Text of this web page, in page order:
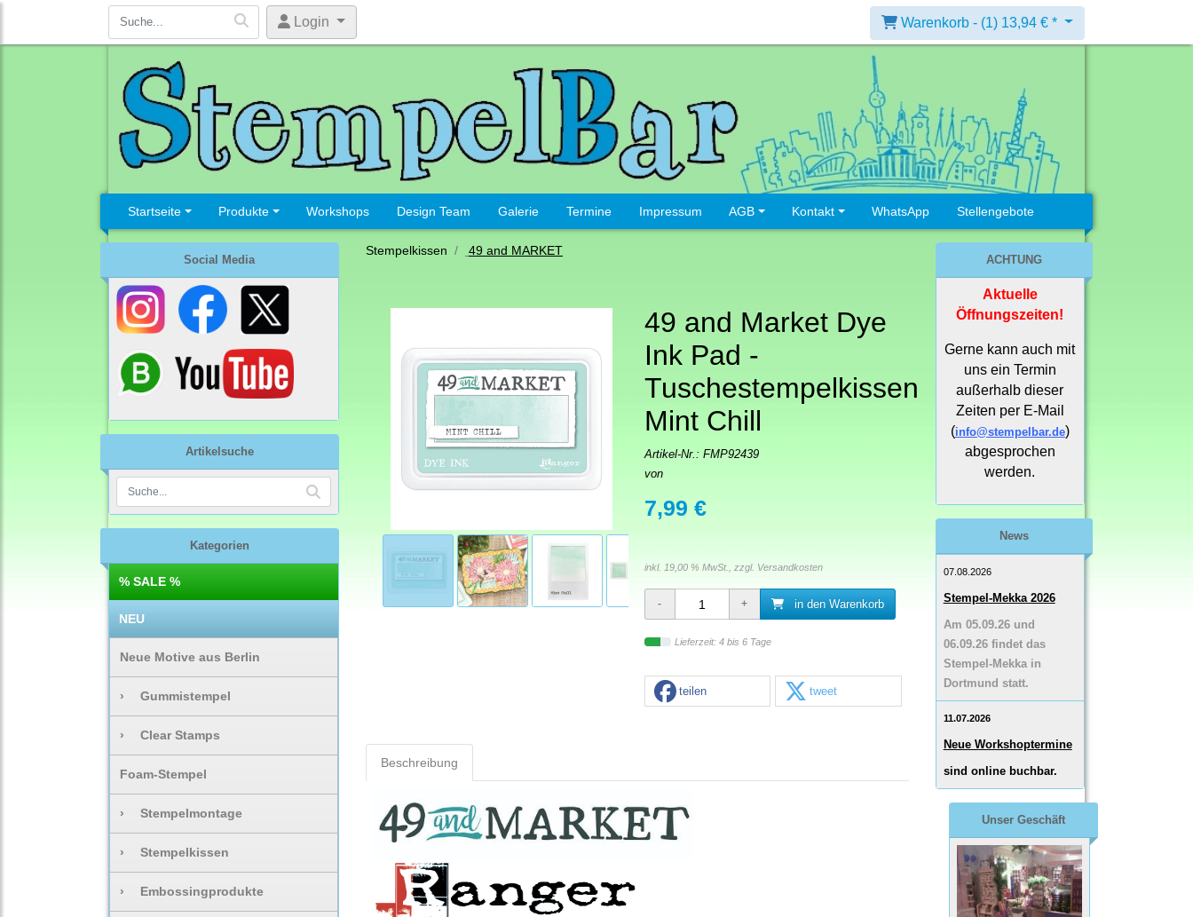
Login Warenkorb - (1) 13,94 € *
Startseite Produkte Workshops Design Team Galerie Termine Impressum AGB Kontakt WhatsApp Stellengebote
Social Media
Artikelsuche
Kategorien
% SALE %
NEU
Neue Motive aus Berlin
› Gummistempel
› Clear Stamps
Foam-Stempel
› Stempelmontage
› Stempelkissen
› Embossingprodukte
Stempelkissen 49 and MARKET
49 and Market Dye
Ink Pad -
Tuschestempelkissen
Mint Chill
Artikel-Nr.: FMP92439
von
7,99 €
inkl. 19,00 % MwSt., zzgl. Versandkosten
in den Warenkorb
Lieferzeit: 4 bis 6 Tage
teilen tweet
Beschreibung
ACHTUNG
Aktuelle
Öffnungszeiten!
Gerne kann auch mit
uns ein Termin
außerhalb dieser
Zeiten per E-Mail
(info@stempelbar.de)
abgesprochen
werden.
News
07.08.2026
Stempel-Mekka 2026
Am 05.09.26 und
06.09.26 findet das
Stempel-Mekka in
Dortmund statt.
11.07.2026
Neue Workshoptermine
sind online buchbar.
Unser Geschäft